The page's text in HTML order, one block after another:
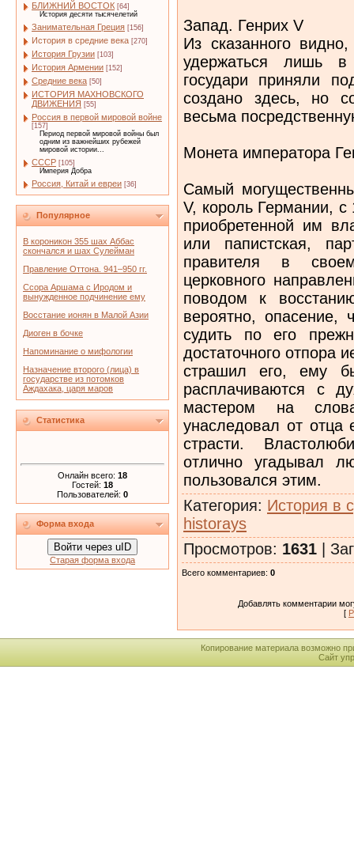
БЛИЖНИЙ ВОСТОК [64]
История десяти тысячелетий
Занимательная Греция [156]
История в средние века [270]
История Грузии [103]
История Армении [152]
Средние века [50]
ИСТОРИЯ МАХНОВСКОГО
ДВИЖЕНИЯ [55]
Россия в первой мировой войне
[157]
Период первой мировой войны был
одним из важнейших рубежей
мировой истории...
СССР [105]
Империя Добра
Россия, Китай и евреи [36]
Популярное
В короникон 355 шах Аббас
скончался и шах Сулейман
Правление Оттона. 941–950 гг.
Ссора Аршама с Иродом и
вынужденное подчинение ему
Восстание ионян в Малой Азии
Диоген в бочке
Напоминание о мифологии
Назначение второго (лица) в
государстве из потомков
Аждахака, царя маров
Статистика
Онлайн всего: 18
Гостей: 18
Пользователей: 0
Форма входа
Войти через uID
Старая форма входа
Запад. Генрих V
Из сказанного
удержаться лишь
государи приняли
создано здесь, но
весьма
Монета императора
Самый
V, король Германии, с
приобретенной им
или папистская,
правителя в
церковного
поводом к
вероятно, опасение,
судить по его
достаточного отпора
страшил его, ему
расплачиваются с
мастером на
унаследовал от отца
страсти.
отлично угадывал
пользовался этим.
Категория: История в
historays
Просмотров: 1631 |
Всего комментариев: 0
Добавлять комментарии
[
Копирование материала возможно
Сайт